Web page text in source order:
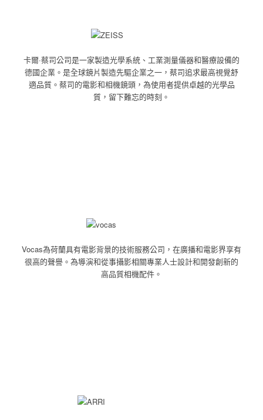
卡爾·蔡司公司是一家製造光學系統、工業測量儀器和醫療設備的
德國企業。是全球鏡片製造先驅企業之一，蔡司追求最高視覺舒
適品質。蔡司的電影和相機鏡頭，為使用者提供卓越的光學品
質，留下難忘的時刻。
Vocas為荷蘭具有電影背景的技術服務公司， 在廣播和電影界享有
很高的聲譽。 為導演和從事攝影相關專業人士設計和開發創新的
高品質相機配件。